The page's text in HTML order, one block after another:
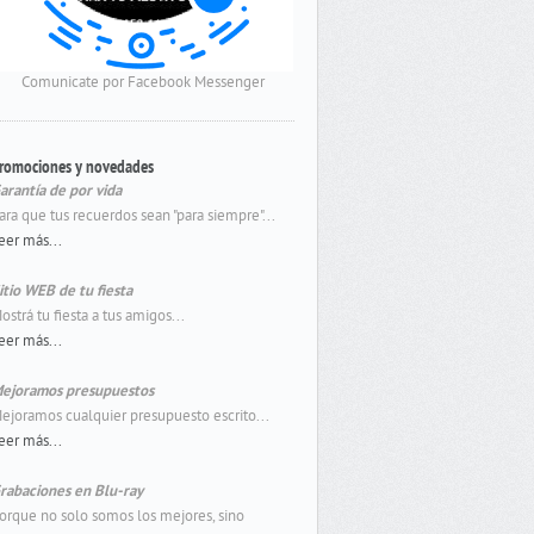
Comunicate por Facebook Messenger
y novedades
de por vida
que tus recuerdos sean "para siempre"...
más...
WEB de tu fiesta
tu fiesta a tus amigos...
más...
presupuestos
cualquier presupuesto escrito...
más...
en Blu-ray
no solo somos los mejores, sino